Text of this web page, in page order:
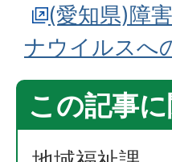
(愛知県)障
ナウイルスへ
この記事